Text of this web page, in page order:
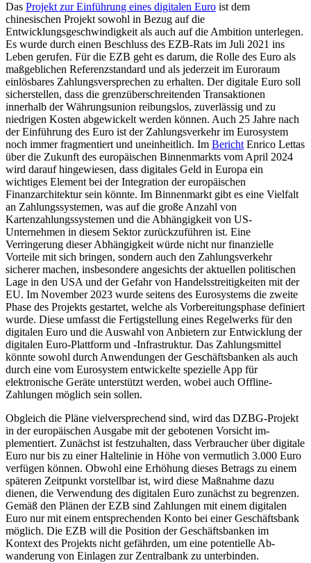
Das Projekt zur Einführung eines digitalen Euro ist dem
chinesischen Projekt sowohl in Bezug auf die
Entwicklungsgeschwindigkeit als auch auf die Ambition unterlegen.
Es wurde durch einen Beschluss des EZB-Rats im Juli 2021 ins
Leben gerufen. Für die EZB geht es darum, die Rolle des Euro als
maßgeblichen Referenzstandard und als jederzeit im Euro­raum
einlösbares Zah­lungsversprechen zu erhalten. Der digitale Euro soll
sicherstellen, dass die grenzüberschreitenden Transaktionen
innerhalb der Währungsunion rei­bungs­los, zuverlässig und zu
niedrigen Kosten abgewickelt wer­den können. Auch 25 Jahre nach
der Ein­führung des Euro ist der Zahlungsverkehr im Eurosystem
noch immer fragmentiert und uneinheitlich. Im Bericht Enrico Lettas
über die Zukunft des europäischen Binnen­markts vom April 2024
wird darauf hin­gewiesen, dass digitales Geld in Europa ein
wichtiges Element bei der Integration der europäischen
Finanzarchitektur sein könnte. Im Binnenmarkt gibt es eine Viel­falt
an Zahlungssystemen, was auf die große Anzahl von
Kartenzahlungssystemen und die Abhängigkeit von US-
Unternehmen in diesem Sektor zurückzuführen ist. Eine
Verringerung dieser Abhängigkeit würde nicht nur finanzielle
Vorteile mit sich brin­gen, sondern auch den Zahlungsverkehr
sicherer machen, insbesondere angesichts der aktuellen politischen
Lage in den USA und der Gefahr von Handelsstreitigkeiten mit der
EU. Im November 2023 wurde sei­tens des Eurosystems die zweite
Phase des Projekts gestartet, welche als Vorbereitungs­phase definiert
wurde. Diese umfasst die Fertig­stellung eines Regelwerks für den
digitalen Euro und die Auswahl von An­bietern zur Entwicklung der
digitalen Euro-Plattform und -Infrastruktur. Das Zahlungs­mittel
könnte sowohl durch Anwendungen der Geschäftsbanken als auch
durch eine vom Eurosystem entwickelte spezielle App für
elektronische Geräte unterstützt wer­den, wobei auch Offline-
Zahlungen mög­lich sein sollen.
Obgleich die Pläne vielversprechend sind, wird das DZBG-Projekt
in der europäischen Ausgabe mit der gebotenen Vorsicht im­
plementiert. Zunächst ist festzuhalten, dass Verbraucher über digitale
Euro nur bis zu einer Haltelinie in Höhe von vermutlich 3.000 Euro
verfügen können. Obwohl eine Erhöhung dieses Betrags zu einem
späteren Zeitpunkt vorstellbar ist, wird diese Maß­nahme dazu
dienen, die Verwendung des digitalen Euro zunächst zu begrenzen.
Ge­mäß den Plänen der EZB sind Zahlungen mit einem digitalen
Euro nur mit einem entsprechenden Konto bei einer Geschäftsbank
möglich. Die EZB will die Position der Geschäftsbanken im
Kontext des Projekts nicht gefährden, um eine potentielle Ab­
wanderung von Einlagen zur Zentralbank zu unterbinden.